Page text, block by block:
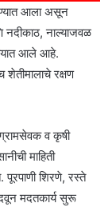
आला असून
नदीकाठ, नाल्याजवळ
आले आहे.
रक्षण
व कृषी
माहिती
शिरणे, रस्ते
मदतकार्य सुरू